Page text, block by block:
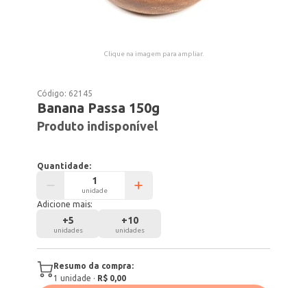
Clique na imagem para ampliar.
Código: 62145
Banana Passa 150g
Produto indisponível
Quantidade:
unidade
Adicione mais:
+5
unidades
+10
unidades
Resumo da compra:
1 unidade · R$ 0,00